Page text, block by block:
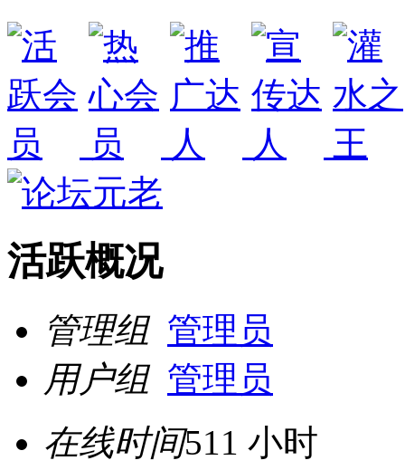
活跃概况
管理组 管理员
用户组 管理员
在线时间511 小时